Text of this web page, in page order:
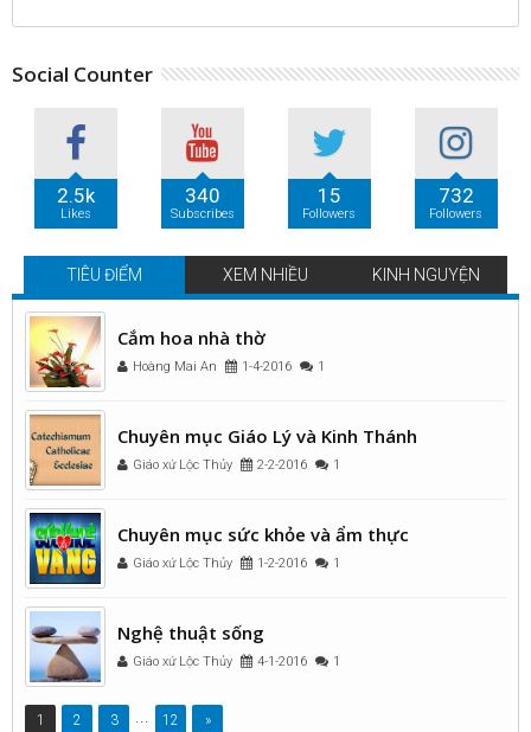
Social Counter
2.5k
Likes
340
Subscribes
15
Followers
732
Followers
TIÊU ĐIỂM XEM NHIỀU KINH NGUYỆN
Cắm hoa nhà thờ
Hoàng Mai An 1-4-2016 1
Chuyên mục Giáo Lý và Kinh Thánh
Giáo xứ Lộc Thủy 2-2-2016 1
Chuyên mục sức khỏe và ẩm thực
Giáo xứ Lộc Thủy 1-2-2016 1
Nghệ thuật sống
Giáo xứ Lộc Thủy 4-1-2016 1
1 2 3 ... 12 »